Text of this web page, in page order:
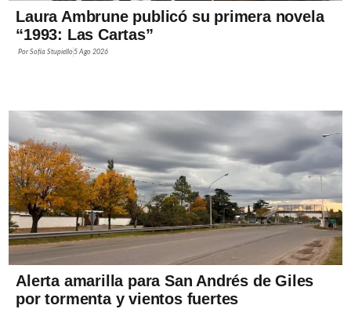
Laura Ambrune publicó su primera novela
“1993: Las Cartas”
PorSofía Stupiello5 Ago 2026
Alerta amarilla para San Andrés de Giles
por tormenta y vientos fuertes